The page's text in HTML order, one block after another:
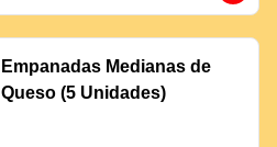
Empanadas Medianas de
Queso (5 Unidades)